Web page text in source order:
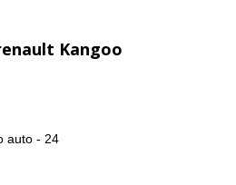
Kangoo
auto - 24